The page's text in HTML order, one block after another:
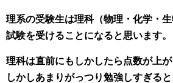
理系の受験生は理科（物理・化学・
試験を受けることになると思います。
理科は直前にもしかしたら点数が上が
しかしあまりがっつり勉強しすぎると